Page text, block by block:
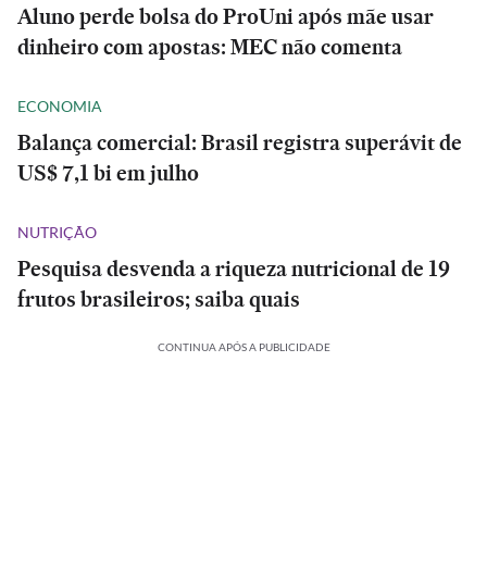
Aluno perde bolsa do ProUni após mãe usar
dinheiro com apostas: MEC não comenta
ECONOMIA
Balança comercial: Brasil registra superávit de
US$ 7,1 bi em julho
NUTRIÇÃO
Pesquisa desvenda a riqueza nutricional de 19
frutos brasileiros; saiba quais
CONTINUA APÓS A PUBLICIDADE